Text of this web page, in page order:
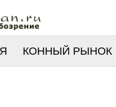
КОННЫЙ РЫНОК